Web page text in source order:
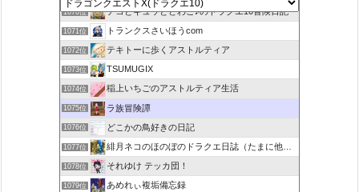
1070位 デコとギュッとどわこ♪のドラクエ10冒険日記
1071位 トランクスさいほうcom
1072位 テキトーに歩くアストルティア
1073位 TSUMUGIX
1074位 稲上いちごのアストルティア生活
1075位 ラ族冒険譚
1076位 どこかの鳥好きの日記
1077位 緋月ネコのほのぼのドラクエ日誌（たまに他のことも書いてます)
1078位 それゆけ テッカ団！
1079位 あめれぃ複垢備忘録